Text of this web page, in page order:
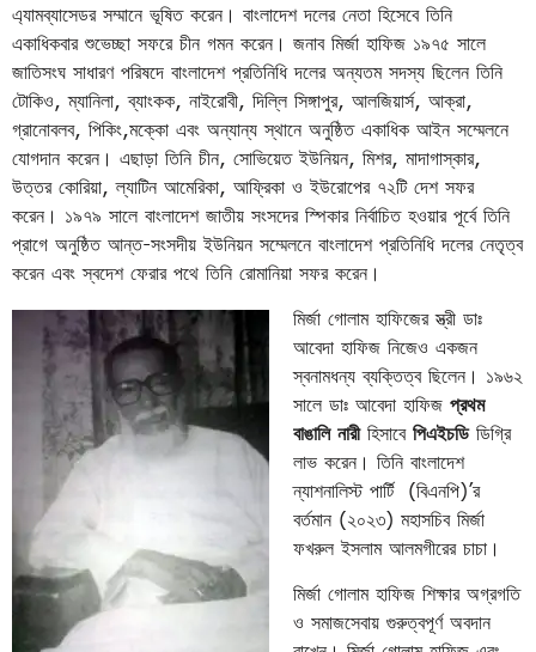
এ্যামব্যাসেডর সম্মানে ভূষিত করেন। বাংলাদেশ দলের নেতা হিসেবে তিনি
একাধিকবার শুভেচ্ছা সফরে চীন গমন করেন। জনাব মির্জা হাফিজ ১৯৭৫ সালে
জাতিসংঘ সাধারণ পরিষদে বাংলাদেশ প্রতিনিধি দলের অন্যতম সদস্য ছিলেন তিনি
টোকিও, ম্যানিলা, ব্যাংকক, নাইরোবী, দিল্লি সিঙ্গাপুর, আলজিয়ার্স, আক্রা,
গ্রানোবলব, পিকিং,মক্কো এবং অন্যান্য স্থানে অনুষ্ঠিত একাধিক আইন সম্মেলনে
যোগদান করেন। এছাড়া তিনি চীন, সোভিয়েত ইউনিয়ন, মিশর, মাদাগাস্কার,
উত্তর কোরিয়া, ল্যাটিন আমেরিকা, আফ্রিকা ও ইউরোপের ৭২টি দেশ সফর
করেন। ১৯৭৯ সালে বাংলাদেশ জাতীয় সংসদের স্পিকার নির্বাচিত হওয়ার পূর্বে তিনি
প্রাগে অনুষ্ঠিত আন্ত-সংসদীয় ইউনিয়ন সম্মেলনে বাংলাদেশ প্রতিনিধি দলের নেতৃত্ব
করেন এবং স্বদেশ ফেরার পথে তিনি রোমানিয়া সফর করেন।
মির্জা গোলাম হাফিজের স্ত্রী ডাঃ
আবেদা হাফিজ নিজেও একজন
স্বনামধন্য ব্যক্তিত্ব ছিলেন। ১৯৬২
সালে ডাঃ আবেদা হাফিজ প্রথম
বাঙালি নারীহিসাবে পিএইচডিডিগ্রি
লাভ করেন। তিনি বাংলাদেশ
ন্যাশনালিস্ট পার্টি (বিএনপি)’র
বর্তমান (২০২৩) মহাসচিব মির্জা
ফখরুল ইসলাম আলমগীরের চাচা।
মির্জা গোলাম হাফিজ শিক্ষার অগ্রগতি
ও সমাজসেবায় গুরুত্বপূর্ণ অবদান